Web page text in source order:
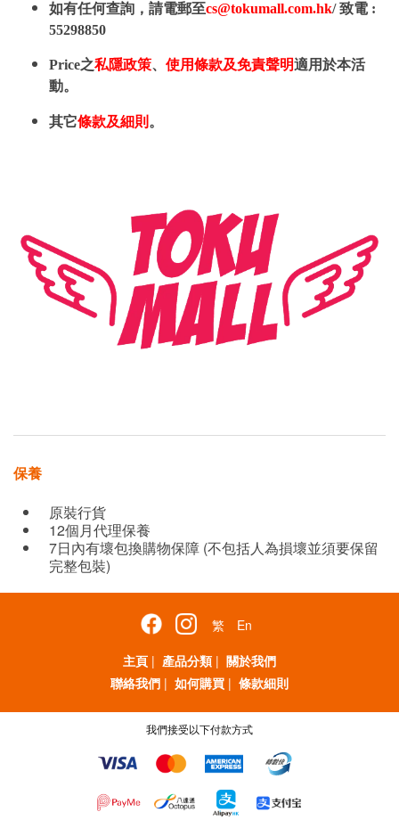
如有任何查詢，請電郵至cs@tokumall.com.hk/ 致電 :
55298850
Price之私隱政策、 使用條款及免責聲明適用於本活
動。
其它條款及細則 。
保養
原裝行貨
12個月代理保養
7日內有壞包換購物保障 (不包括人為損壞並須要保留
完整包裝)
繁
En
主頁 | 產品分類 | 關於我們
聯絡我們 | 如何購買 | 條款細則
我們接受以下付款方式